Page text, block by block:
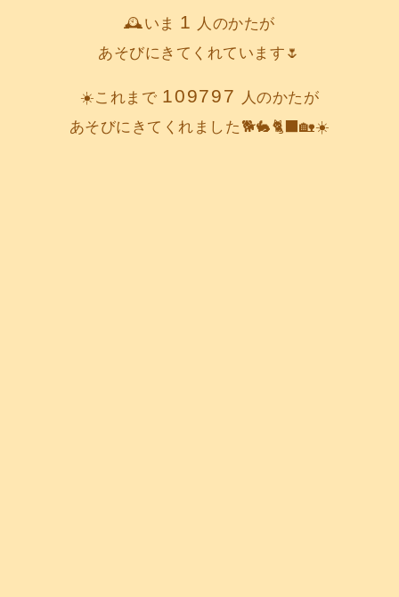
🕰️いま 1
人のかたが
あそびにきてくれています🌷
☀️これまで 109797
人のかたが
あそびにきてくれました🐕️🐇🐈‍⬛🏡☀️